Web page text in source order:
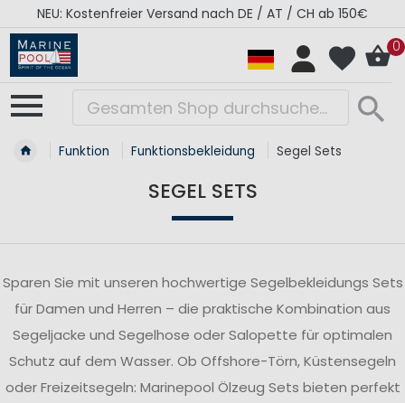
150€
RÉGATES ROYALES Kollektion - Super
0
Funktion Funktionsbekleidung Segel Sets
SEGEL SETS
Sparen Sie mit unseren hochwertige Segelbekleidungs Sets
für Damen und Herren – die praktische Kombination aus
Segeljacke und Segelhose oder Salopette für optimalen
Schutz auf dem Wasser. Ob Offshore-Törn, Küstensegeln
oder Freizeitsegeln: Marinepool Ölzeug Sets bieten perfekt